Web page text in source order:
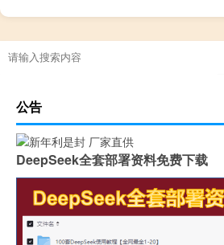
公告
DeepSeek全套部署资料免费下载